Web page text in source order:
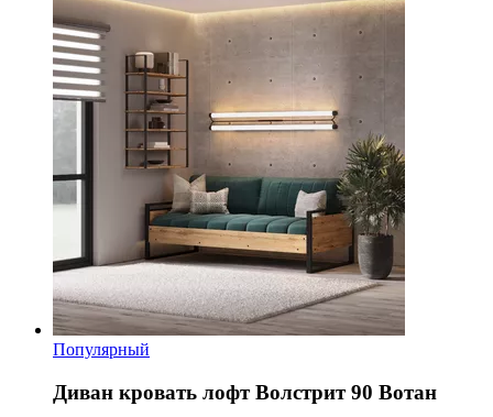
Популярный
Диван кровать лофт Волстрит 90 Вотан